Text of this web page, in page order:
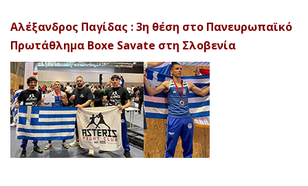
Αλέξανδρος Παγίδας : 3η θέση στο Πανευρωπαϊκό
Πρωτάθλημα Boxe Savate στη Σλοβενία